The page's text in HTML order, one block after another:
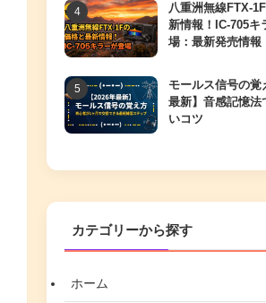
八重洲無線FTX-
新情報！IC-705キ
場：最新発売情報
モールス信号の覚
最新】音感記憶法
いコツ
カテゴリーから探す
ホーム